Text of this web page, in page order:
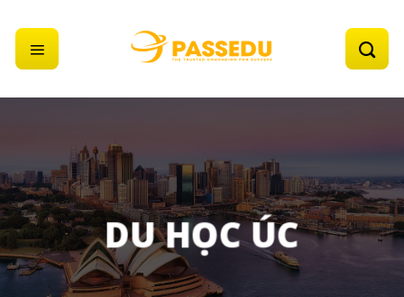
to
content
DU HỌC ÚC